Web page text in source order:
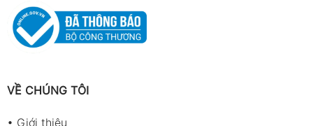
VỀ CHÚNG TÔI
• Giới thiệu